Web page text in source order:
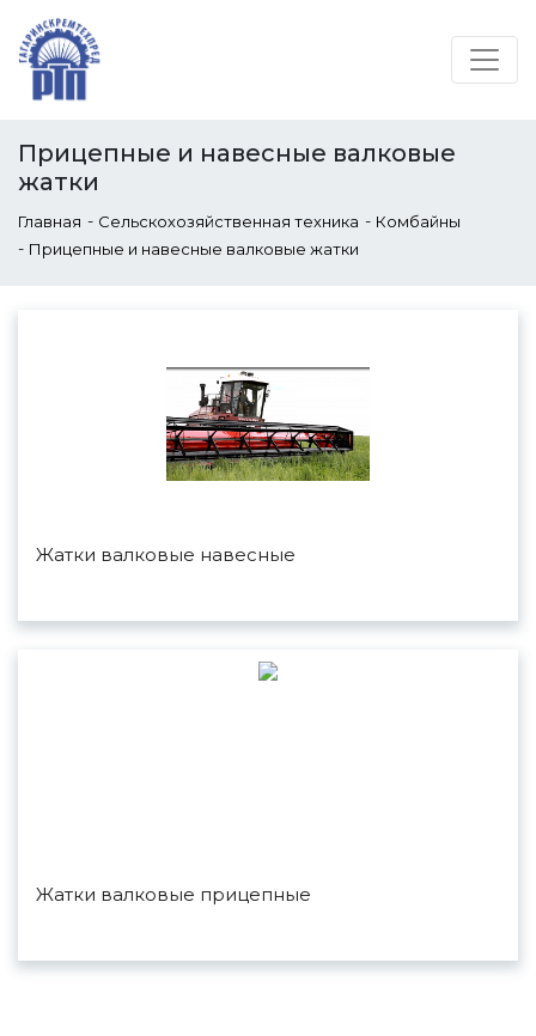
Прицепные и навесные валковые
жатки
Главная - Сельскохозяйственная техника - Комбайны
- Прицепные и навесные валковые жатки
Жатки валковые навесные
Жатки валковые прицепные